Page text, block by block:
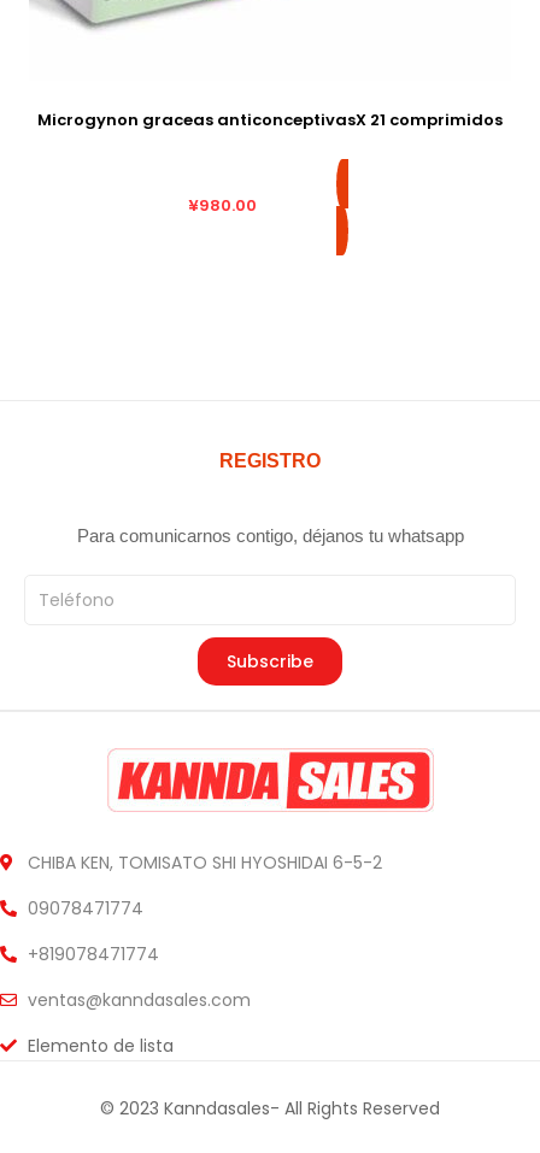
Microgynon graceas anticonceptivasX 21 comprimidos
¥980.00
CHIBA KEN, TOMISATO SHI HYOSHIDAI 6-5-2
09078471774
+819078471774
ventas@kanndasales.com
Elemento de lista
REGISTRO
Para comunicarnos contigo, déjanos tu whatsapp
Teléfono
Subscribe
© 2023 Kanndasales- All Rights Reserved